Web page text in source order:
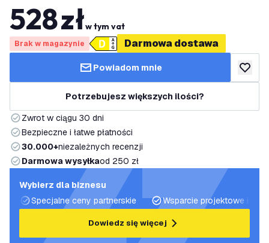
528złw tym vat
Brak w magazynie Darmowa dostawa
Powiadom mnie dodaj
Potrzebujesz większych ilości?
Zwrot w ciągu 30 dni
Bezpieczne i łatwe płatności
30.000+niezależnych recenzji
Darmowa wysyłkaod 250 zł
Wybierz dla biznesu
Specjalne ceny partnerskie
Wsparcie projektowe i
Dowiedz się więcej